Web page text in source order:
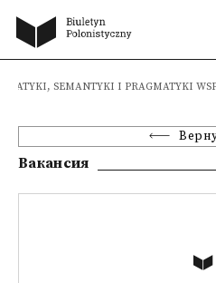
SEMANTYKI I PRAGMATYKI
Вакансия